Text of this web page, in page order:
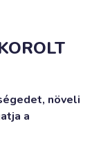
növeli
a